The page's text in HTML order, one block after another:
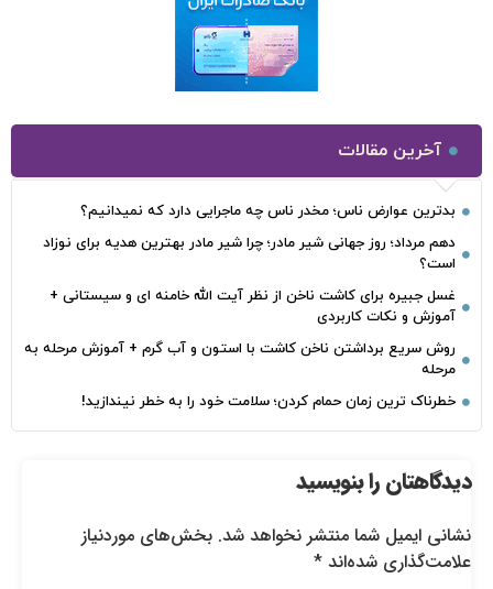
آخرین مقالات
بدترین عوارض ناس؛ مخدر ناس چه ماجرایی دارد که نمیدانیم؟
دهم مرداد؛ روز جهانی شیر مادر؛ چرا شیر مادر بهترین هدیه برای نوزاد
است؟
غسل جبیره برای کاشت ناخن از نظر آیت الله خامنه ای و سیستانی +
آموزش و نکات کاربردی
روش سریع برداشتن ناخن کاشت با استون و آب گرم + آموزش مرحله به
مرحله
خطرناک‌ ترین زمان‌ حمام کردن؛ سلامت خود را به خطر نیندازید!
دیدگاهتان را بنویسید
نشانی ایمیل شما منتشر نخواهد شد. بخش‌های موردنیاز
علامت‌گذاری شده‌اند*